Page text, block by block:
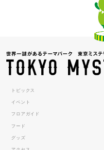
トピックス
イベント
フロアガイド
フード
グッズ